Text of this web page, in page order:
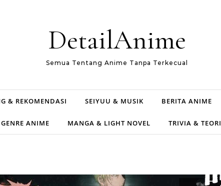
DetailAnime
Semua Tentang Anime Tanpa Terkecual
& REKOMENDASI SEIYUU & MUSIK BERITA ANIME
GENRE ANIME MANGA & LIGHT NOVEL TRIVIA & TEORI